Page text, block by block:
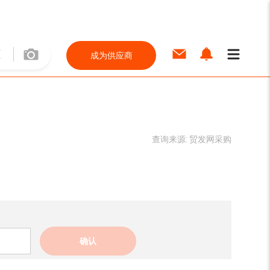
成为供应商
查询来源: 贸发网采购
确认